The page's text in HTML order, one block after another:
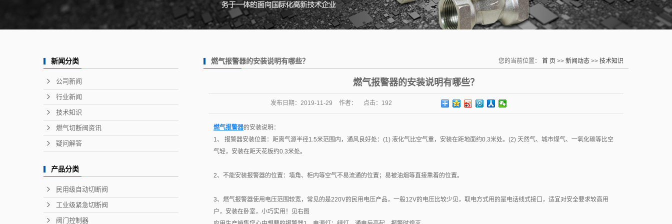
新闻分类
公司新闻
行业新闻
技术知识
燃气切断阀资讯
疑问解答
产品分类
民用级自动切断阀
工业级紧急切断阀
阀门控制器
燃气报警器的安装说明有哪些？ 您的当前位置： 首 页 >> 新闻动态 >> 技术知识
燃气报警器的安装说明有哪些？
发布日期： 2019-11-29 作者： 点击： 192
燃气报警器的安装说明：
1、 报警器安装位置：距离气源半径1.5米范围内，通风良好处：(1) 液化气比空气重，安装在距地面约0.3米处。(2) 天然气、城市煤气、一氧化碳等比空
气轻，安装在距天花板约0.3米处。
2、不能安装报警器的位置：墙角、柜内等空气不易流通的位置；易被油烟等直接熏着的位置。
3、燃气报警器使用电压范围较宽，常见的是220V的民用电压产品，一般12V的电压比较少见，取电方式用的是电话线式接口，适宜对安全要求较高用
户，安装在卧室，小巧实用！见右图